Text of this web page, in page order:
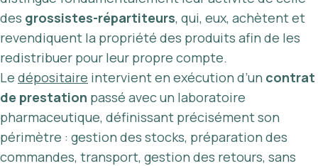
des grossistes-répartiteurs, qui, eux, achètent et
revendiquent la propriété des produits afin de les
redistribuer pour leur propre compte.
Le dépositaire intervient en exécution d’un contrat
de prestation passé avec un laboratoire
pharmaceutique, définissant précisément son
périmètre : gestion des stocks, préparation des
commandes, transport, gestion des retours, sans